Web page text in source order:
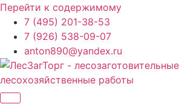
Перейти к содержимому
7 (495) 201-38-53
7 (926) 538-09-07
anton890@yandex.ru